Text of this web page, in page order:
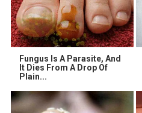
Fungus Is A Parasite, And
It Dies From A Drop Of
Plain...